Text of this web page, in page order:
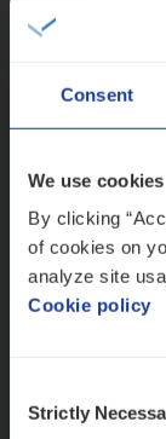
Consent
We use cookies
By clicking
of cookies on
analyze site
Cookie policy
Selection
Strictly
Lees onze
Meer dan
Mathias houdt
humor
Thalia zoekt
werk
Ons